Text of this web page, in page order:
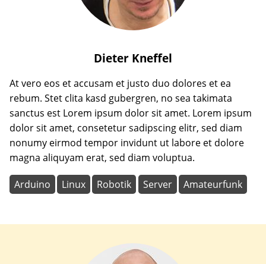
Dieter Kneffel
At vero eos et accusam et justo duo dolores et ea
rebum. Stet clita kasd gubergren, no sea takimata
sanctus est Lorem ipsum dolor sit amet. Lorem ipsum
dolor sit amet, consetetur sadipscing elitr, sed diam
nonumy eirmod tempor invidunt ut labore et dolore
magna aliquyam erat, sed diam voluptua.
Arduino Linux Robotik Server Amateurfunk